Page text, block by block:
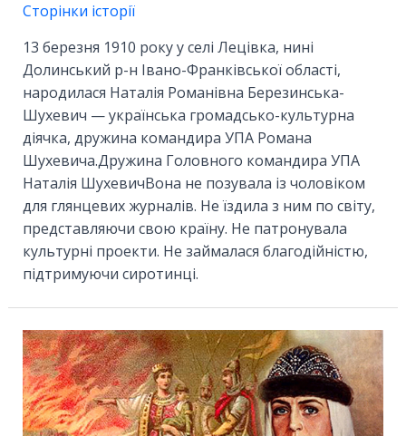
Сторінки історії
13 березня 1910 року у селі Лецівка, нині
Долинський р-н Івано-Франківської області,
народилася Наталія Романівна Березинська-
Шухевич — українська громадсько-культурна
діячка, дружина командира УПА Романа
Шухевича.Дружина Головного командира УПА
Наталія ШухевичВона не позувала із чоловіком
для глянцевих журналів. Не їздила з ним по світу,
представляючи свою країну. Не патронувала
культурні проекти. Не займалася благодійністю,
підтримуючи сиротинці.